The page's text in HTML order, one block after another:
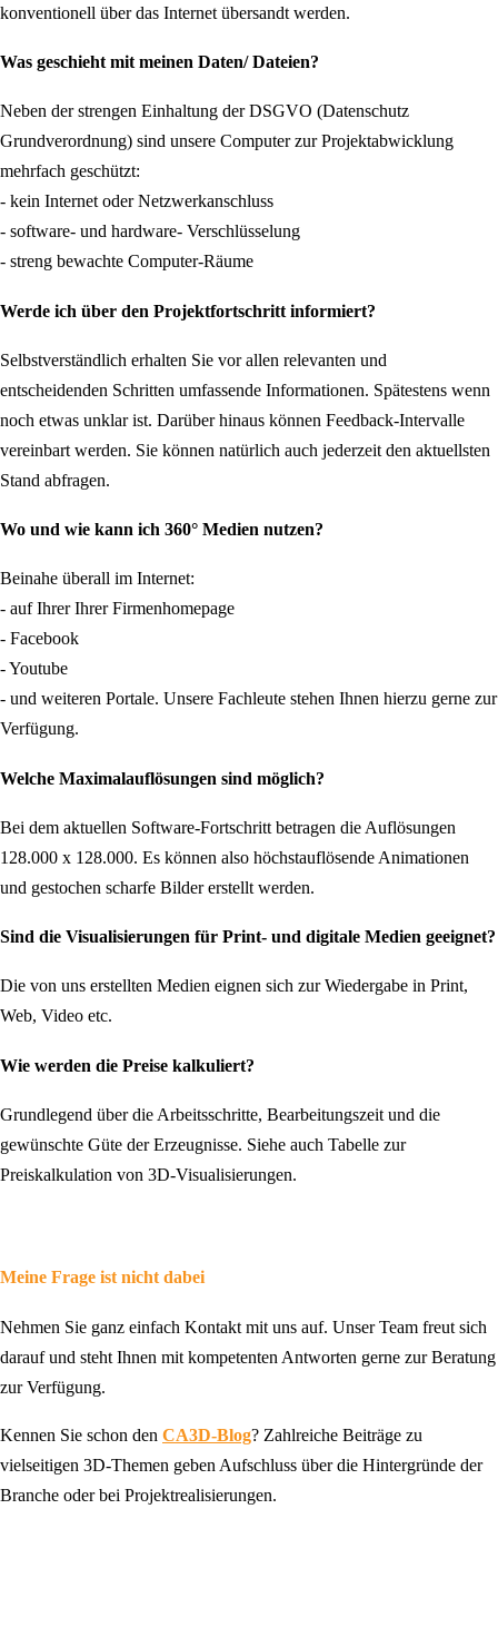
konventionell über das Internet übersandt werden.
Was geschieht mit meinen Daten/ Dateien?
Neben der strengen Einhaltung der DSGVO (Datenschutz
Grundverordnung) sind unsere Computer zur Projektabwicklung
mehrfach geschützt:
- kein Internet oder Netzwerkanschluss
- software- und hardware- Verschlüsselung
- streng bewachte Computer-Räume
Werde ich über den Projektfortschritt informiert?
Selbstverständlich erhalten Sie vor allen relevanten und
entscheidenden Schritten umfassende Informationen. Spätestens wenn
noch etwas unklar ist. Darüber hinaus können Feedback-Intervalle
vereinbart werden. Sie können natürlich auch jederzeit den aktuellsten
Stand abfragen.
Wo und wie kann ich 360° Medien nutzen?
Beinahe überall im Internet:
- auf Ihrer Ihrer Firmenhomepage
- Facebook
- Youtube
- und weiteren Portale. Unsere Fachleute stehen Ihnen hierzu gerne zur
Verfügung.
Welche Maximalauflösungen sind möglich?
Bei dem aktuellen Software-Fortschritt betragen die Auflösungen
128.000 x 128.000. Es können also höchstauflösende Animationen
und gestochen scharfe Bilder erstellt werden.
Sind die Visualisierungen für Print- und digitale Medien geeignet?
Die von uns erstellten Medien eignen sich zur Wiedergabe in Print,
Web, Video etc.
Wie werden die Preise kalkuliert?
Grundlegend über die Arbeitsschritte, Bearbeitungszeit und die
gewünschte Güte der Erzeugnisse. Siehe auch Tabelle zur
Preiskalkulation von 3D-Visualisierungen.
Meine Frage ist nicht dabei
Nehmen Sie ganz einfach Kontakt mit uns auf. Unser Team freut sich
darauf und steht Ihnen mit kompetenten Antworten gerne zur Beratung
zur Verfügung.
Kennen Sie schon den CA3D-Blog? Zahlreiche Beiträge zu
vielseitigen 3D-Themen geben Aufschluss über die Hintergründe der
Branche oder bei Projektrealisierungen.